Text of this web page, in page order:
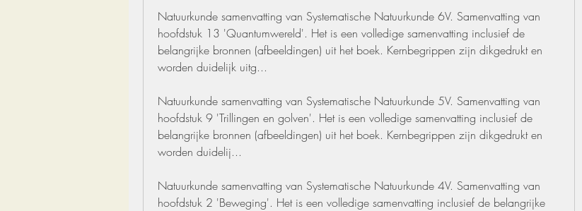
Natuurkunde samenvatting van Systematische Natuurkunde 6V. Samenvatting van
hoofdstuk 13 'Quantumwereld'. Het is een volledige samenvatting inclusief de
belangrijke bronnen (afbeeldingen) uit het boek. Kernbegrippen zijn dikgedrukt en
worden duidelijk uitg...
Natuurkunde samenvatting van Systematische Natuurkunde 5V. Samenvatting van
hoofdstuk 9 'Trillingen en golven'. Het is een volledige samenvatting inclusief de
belangrijke bronnen (afbeeldingen) uit het boek. Kernbegrippen zijn dikgedrukt en
worden duidelij...
Natuurkunde samenvatting van Systematische Natuurkunde 4V. Samenvatting van
hoofdstuk 2 'Beweging'. Het is een volledige samenvatting inclusief de belangrijke